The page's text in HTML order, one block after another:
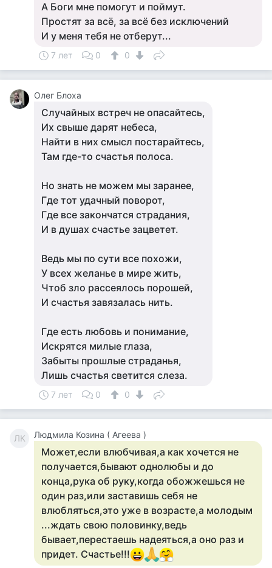
А Боги мне помогут и поймут.
Простят за всё, за всё без исключений
И у меня тебя не отберут...
7 лет 0 0
Олег Блоха
Случайных встреч не опасайтесь,
Их свыше дарят небеса,
Найти в них смысл постарайтесь,
Там где-то счастья полоса.
Но знать не можем мы заранее,
Где тот удачный поворот,
Где все закончатся страдания,
И в душах счастье зацветет.
Ведь мы по сути все похожи,
У всех желанье в мире жить,
Чтоб зло рассеялось порошей,
И счастья завязалась нить.
Где есть любовь и понимание,
Искрятся милые глаза,
Забыты прошлые страданья,
Лишь счастья светится слеза.
7 лет 0 0
ЛК Людмила Козина ( Агеева )
Может,если влюбчивая,а как хочется не
получается,бывают однолюбы и до
конца,рука об руку,когда обожжешься не
один раз,или заставишь себя не
влюбляться,это уже в возрасте,а молодым
...ждать свою половинку,ведь
бывает,перестаешь надеяться,а оно раз и
придет. Счастье!!!